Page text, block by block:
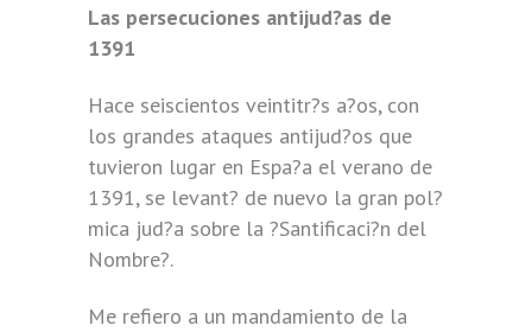
Las persecuciones antijud?as de
1391
Hace seiscientos veintitr?s a?os, con
los grandes ataques antijud?os que
tuvieron lugar en Espa?a el verano de
1391, se levant? de nuevo la gran pol?
mica jud?a sobre la ?Santificaci?n del
Nombre?.
Me refiero a un mandamiento de la